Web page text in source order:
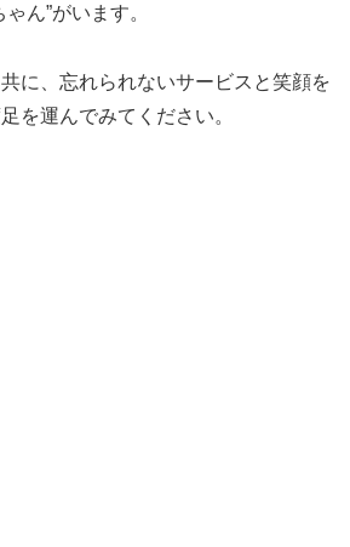
ん”がいます。
に、忘れられないサービスと笑顔を
を運んでみてください。